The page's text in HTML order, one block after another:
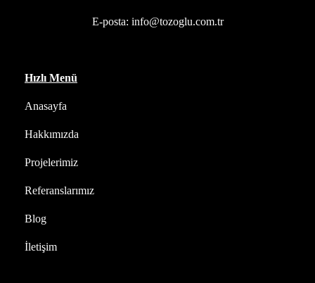
E-posta: info@tozoglu.com.tr
Hızlı Menü
Anasayfa
Hakkımızda
Projelerimiz
Referanslarımız
Blog
İletişim